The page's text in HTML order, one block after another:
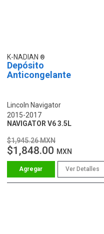
K-NADIAN
Depósito
Anticongelante
Lincoln Navigator
2015-2017
NAVIGATOR V6 3.5L
$1,945.26 MXN
$1,848.00 MXN
Ver Detalles